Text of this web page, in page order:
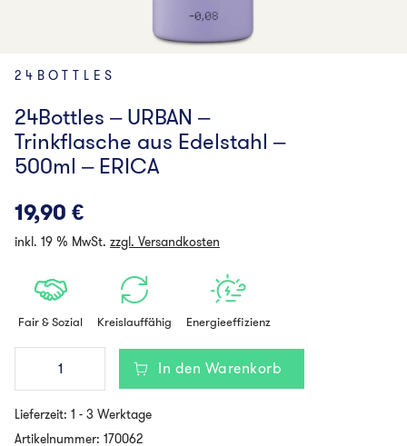
24BOTTLES
24Bottles – URBAN –
Trinkflasche aus Edelstahl –
500ml – ERICA
19,90 €
inkl. 19 % MwSt. zzgl. Versandkosten
Fair & Sozial Kreislauffähig Energieeffizienz
24Bottles
URBAN
Trinkflasche
aus
In den Warenkorb
Lieferzeit: 1 - 3 Werktage
Artikelnummer: 170062